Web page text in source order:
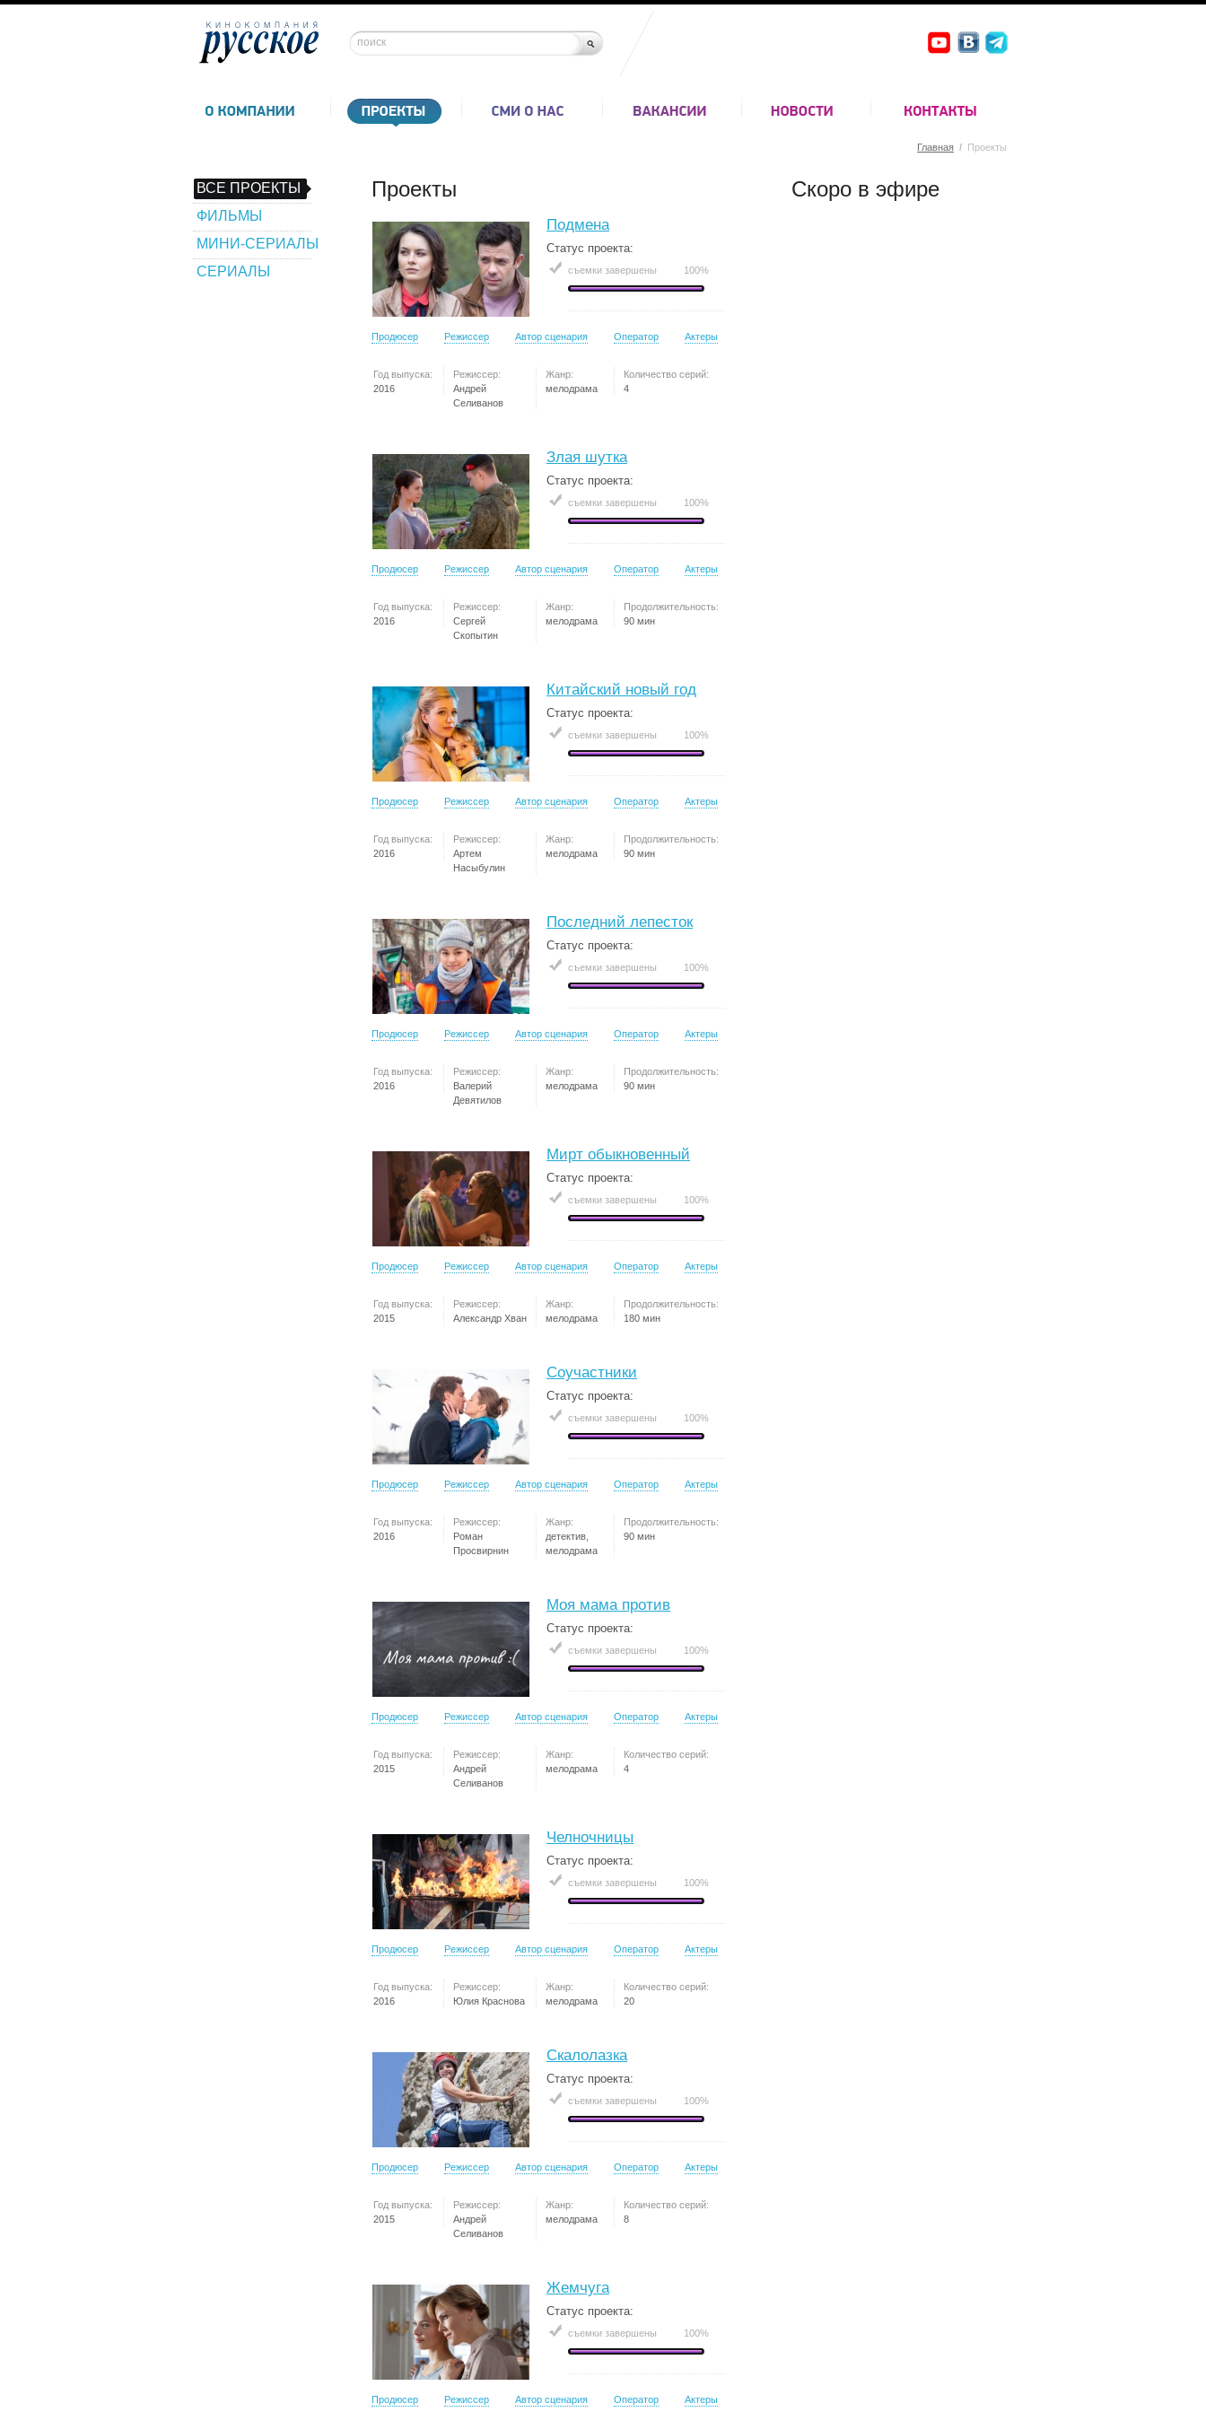
Главная / Проекты
ВСЕ ПРОЕКТЫ
ФИЛЬМЫ
МИНИ-СЕРИАЛЫ
СЕРИАЛЫ
Проекты
Подмена
Статус проекта:
съемки завершены 100%
Продюсер Режиссер Автор сценария Оператор Актеры
Год выпуска:
2016
Режиссер:
Андрей
Селиванов
Жанр:
мелодрама
Количество серий:
4
Злая шутка
Статус проекта:
съемки завершены 100%
Продюсер Режиссер Автор сценария Оператор Актеры
Год выпуска:
2016
Режиссер:
Сергей
Скопытин
Жанр:
мелодрама
Продолжительность:
90 мин
Китайский новый год
Статус проекта:
съемки завершены 100%
Продюсер Режиссер Автор сценария Оператор Актеры
Год выпуска:
2016
Режиссер:
Артем
Насыбулин
Жанр:
мелодрама
Продолжительность:
90 мин
Последний лепесток
Статус проекта:
съемки завершены 100%
Продюсер Режиссер Автор сценария Оператор Актеры
Год выпуска:
2016
Режиссер:
Валерий
Девятилов
Жанр:
мелодрама
Продолжительность:
90 мин
Мирт обыкновенный
Статус проекта:
съемки завершены 100%
Продюсер Режиссер Автор сценария Оператор Актеры
Год выпуска:
2015
Режиссер:
Александр Хван
Жанр:
мелодрама
Продолжительность:
180 мин
Соучастники
Статус проекта:
съемки завершены 100%
Продюсер Режиссер Автор сценария Оператор Актеры
Год выпуска:
2016
Режиссер:
Роман
Просвирнин
Жанр:
детектив,
мелодрама
Продолжительность:
90 мин
Моя мама против
Статус проекта:
съемки завершены 100%
Продюсер Режиссер Автор сценария Оператор Актеры
Год выпуска:
2015
Режиссер:
Андрей
Селиванов
Жанр:
мелодрама
Количество серий:
4
Челночницы
Статус проекта:
съемки завершены 100%
Продюсер Режиссер Автор сценария Оператор Актеры
Год выпуска:
2016
Режиссер:
Юлия Краснова
Жанр:
мелодрама
Количество серий:
20
Скалолазка
Статус проекта:
съемки завершены 100%
Продюсер Режиссер Автор сценария Оператор Актеры
Год выпуска:
2015
Режиссер:
Андрей
Селиванов
Жанр:
мелодрама
Количество серий:
8
Жемчуга
Статус проекта:
съемки завершены 100%
Продюсер Режиссер Автор сценария Оператор Актеры
Скоро в эфире